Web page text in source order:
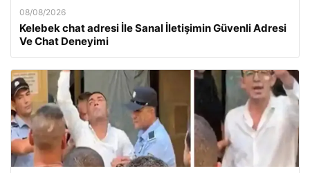
08/08/2026
Kelebek chat adresi İle Sanal İletişimin Güvenli Adresi
Ve Chat Deneyimi